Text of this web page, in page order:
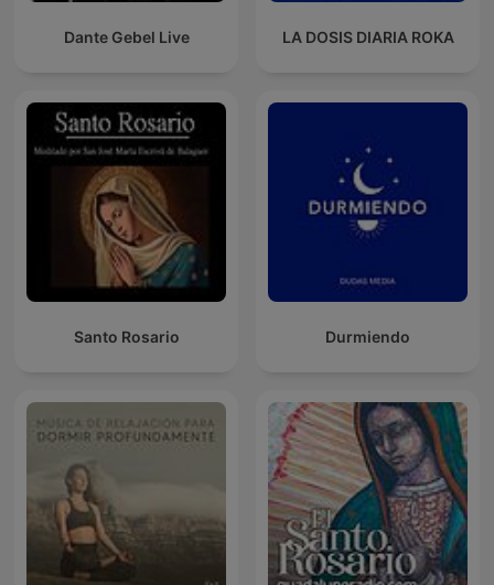
Dante Gebel Live LA DOSIS DIARIA ROKA
Santo Rosario Durmiendo